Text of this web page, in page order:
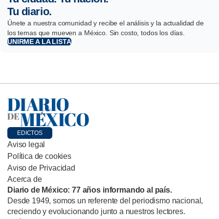
Tu diario.
Únete a nuestra comunidad y recibe el análisis y la actualidad de
los temas que mueven a México. Sin costo, todos los días.
UNIRME A LA LISTA
EDICTOS
Aviso legal
Política de cookies
Aviso de Privacidad
Acerca de
Diario de México: 77 años informando al país.
Desde 1949, somos un referente del periodismo nacional,
creciendo y evolucionando junto a nuestros lectores.